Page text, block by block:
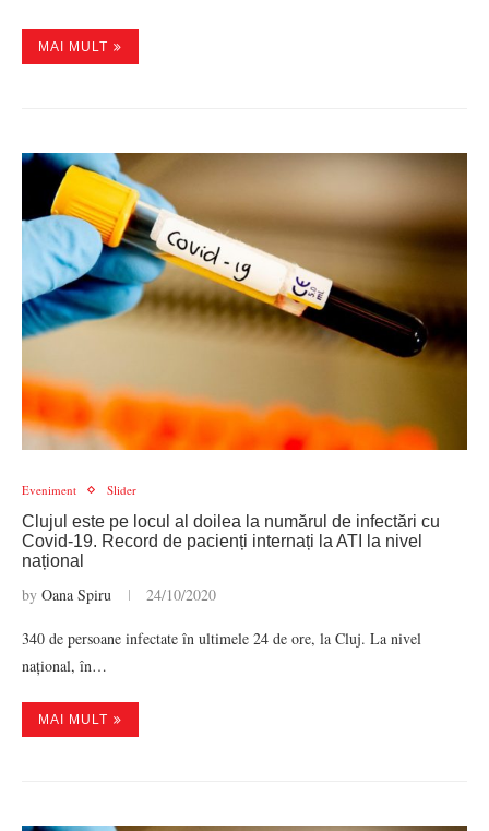
MAI MULT
Eveniment Slider
Clujul este pe locul al doilea la numărul de infectări cu
Covid-19. Record de pacienți internați la ATI la nivel
național
by Oana Spiru 24/10/2020
340 de persoane infectate în ultimele 24 de ore, la Cluj. La nivel
național, în…
MAI MULT